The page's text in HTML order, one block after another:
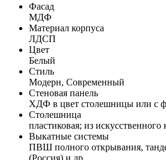
Фасад
МДФ
Материал корпуса
ЛДСП
Цвет
Белый
Стиль
Модерн, Современный
Стеновая панель
ХДФ в цвет столешницы или с
Столешница
пластиковая; из искусственного
Выкатные системы
ПВШ полного открывания,
(Россия) и др.